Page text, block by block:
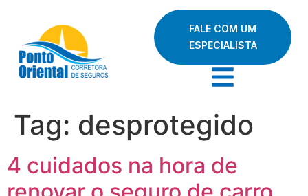
FALE COM UM
ESPECIALISTA
Tag: desprotegido
4 cuidados na hora de